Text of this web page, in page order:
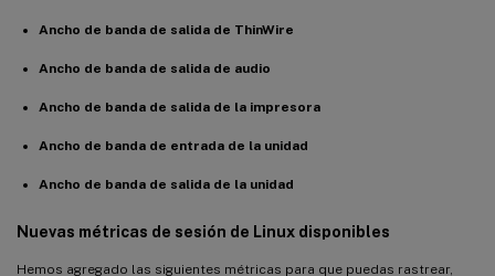
Ancho de banda de salida de ThinWire
Ancho de banda de salida de audio
Ancho de banda de salida de la impresora
Ancho de banda de entrada de la unidad
Ancho de banda de salida de la unidad
Nuevas métricas de sesión de Linux disponibles
Hemos agregado las siguientes métricas para que puedas rastrear,